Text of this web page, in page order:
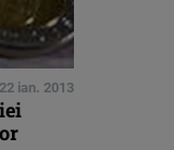
22 ian. 2013